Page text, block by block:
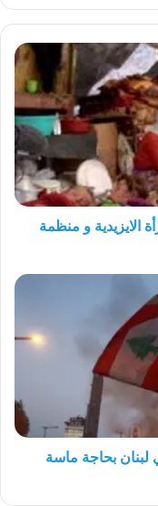
الايزيدية و منظمة
بحاجة ماسة